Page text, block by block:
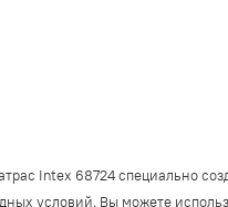
Intex 68724 специально
условий. Вы можете